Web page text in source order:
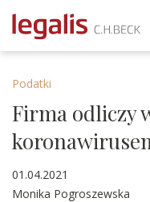
Podatki
Firma odliczy
01.04.2021
Monika Pogroszewska